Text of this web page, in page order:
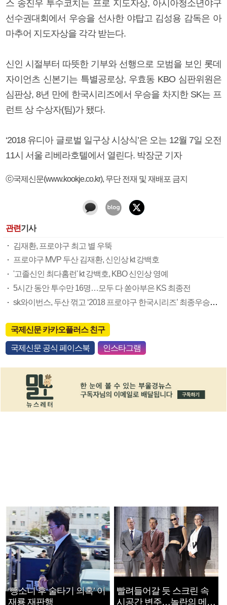
스 송진우 투수코치는 프로 지도자상, 아시아청소년야구
선수권대회에서 우승을 선사한 야탑고 김성용 감독은 아
마추어 지도자상을 각각 받는다.
신인 시절부터 따뜻한 기부와 선행으로 모범을 보인 롯데
자이언츠 신본기는 특별공로상, 우효동 KBO 심판위원은
심판상, 8년 만에 한국시리즈에서 우승을 차지한 SK는 프
런트 상 수상자(팀)가 됐다.
‘2018 유디아 글로벌 일구상 시상식’은 오는 12월 7일 오전
11시 서울 리베라호텔에서 열린다. 박장군 기자
ⓒ국제신문(www.kookje.co.kr), 무단 전재 및 재배포 금지
관련기사
김재환, 프로야구 최고 별 우뚝
프로야구 MVP 두산 김재환, 신인상 kt 강백호
'고졸신인 최다홈런' kt 강백호, KBO 신인상 영예
5시간 동안 투수만 16명…모두 다 쏟아부은 KS 최종전
sk와이번스, 두산 꺾고 ‘2018 프로야구 한국시리즈’ 최종우승…시청률 13.0％
국제신문 카카오플러스 친구
국제신문 공식 페이스북 인스타그램
‘뺑소니 후 술타기 의혹’ 이
재룡 재판행
빨려들어갈 듯 스크린 속
시공간 변주…놀란의 메시